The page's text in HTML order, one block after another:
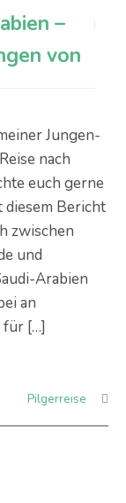
–
von
Jungen-
nach
euch gerne
diesem Bericht
zwischen
und
Arabien
an
für […]
Pilgerreise